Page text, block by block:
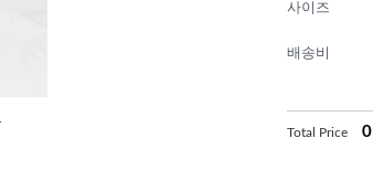
사이즈
배송비
Total Price 0